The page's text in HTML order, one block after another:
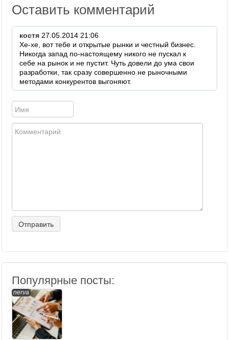
Оставить комментарий
костя 27.05.2014 21:06
Хе-хе, вот тебе и открытые рынки и честный бизнес.
Никогда запад по-настоящему никого не пускал к
себе на рынок и не пустит. Чуть довели до ума свои
разработки, так сразу совершенно не рыночными
методами конкурентов выгоняют.
Популярные посты:
nerva